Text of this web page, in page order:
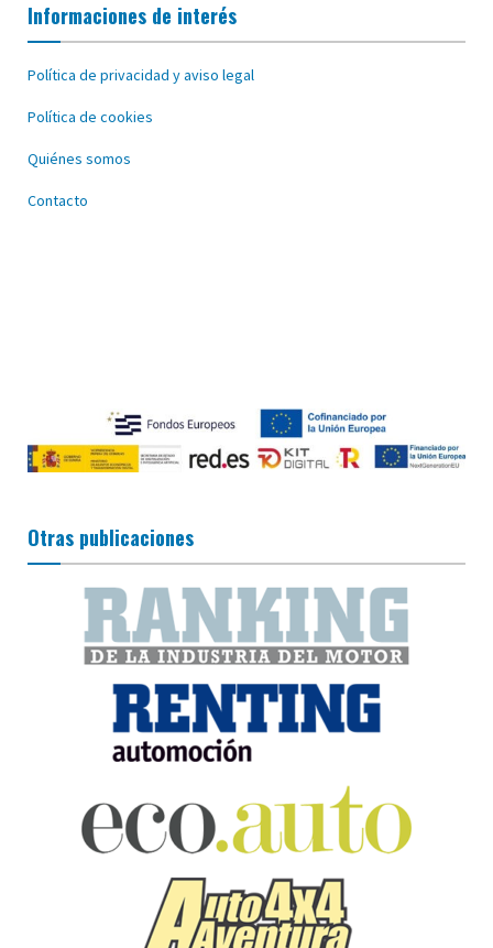
Informaciones de interés
Política de privacidad y aviso legal
Política de cookies
Quiénes somos
Contacto
Otras publicaciones